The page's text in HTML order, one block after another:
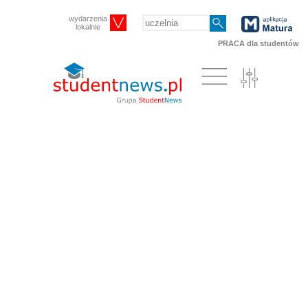
wydarzenia
lokalnie
PRACA dla studentów